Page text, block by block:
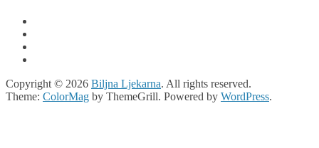
Copyright © 2026 Biljna Ljekarna. All rights reserved.
Theme: ColorMag by ThemeGrill. Powered by WordPress.